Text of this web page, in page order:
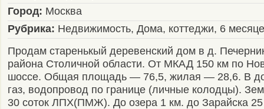
Город: Москва
Рубрика: Недвижимость, Дома, коттеджи, 6
Продам старенькый деревенский дом в д.
района Столичной области. От МКАД 150 км по
шоссе. Общая площадь — 76,5, жилая — 28,6. В
газ, водопровод по границе (личные колодцы).
30 соток ЛПХ(ПМЖ). До озера 1 км. до Зарайска